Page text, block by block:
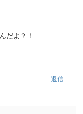
だよ？！
返信